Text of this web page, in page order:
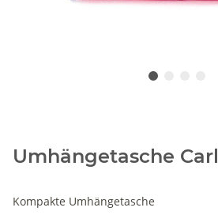
Umhängetasche Carl
Kompakte Umhängetasche